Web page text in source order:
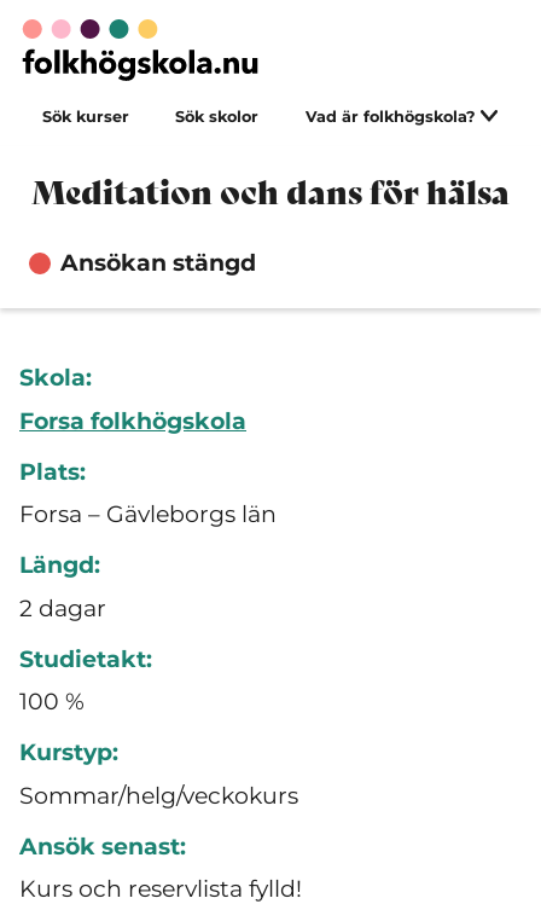
Sök kurser Sök skolor Vad är folkhögskola?
Meditation och dans för hälsa
Ansökan stängd
Skola:
Forsa folkhögskola
Plats:
Forsa – Gävleborgs län
Längd:
2 dagar
Studietakt:
100 %
Kurstyp:
Sommar/helg/veckokurs
Ansök senast:
Kurs och reservlista fylld!